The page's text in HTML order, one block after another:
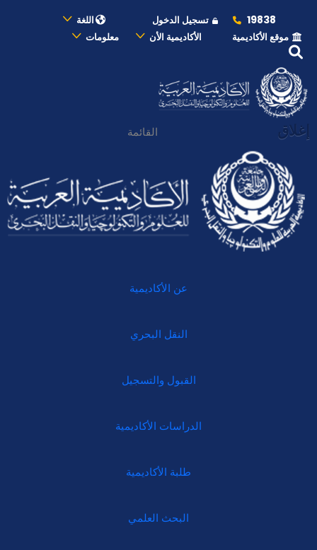
19838 تسجيل الدخول
اللغة
موقع الأكاديمية
الأكاديمية الأن معلومات
إغلاق القائمة
عن الأكاديمية
النقل البحري
القبول والتسجيل
الدراسات الأكاديمية
طلبة الأكاديمية
البحث العلمي